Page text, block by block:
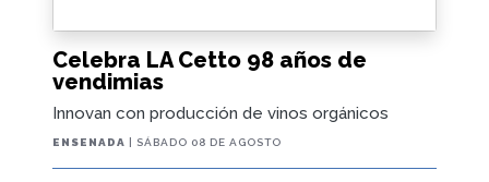
Celebra LA Cetto 98 años de
vendimias
Innovan con producción de vinos orgánicos
ENSENADA | SÁBADO 08 DE AGOSTO